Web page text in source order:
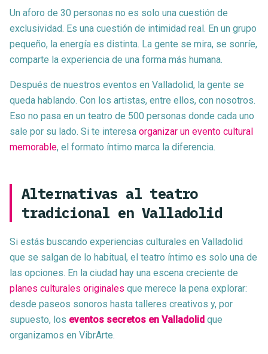
Un aforo de 30 personas no es solo una cuestión de
exclusividad. Es una cuestión de intimidad real. En un grupo
pequeño, la energía es distinta. La gente se mira, se sonríe,
comparte la experiencia de una forma más humana.
Después de nuestros eventos en Valladolid, la gente se
queda hablando. Con los artistas, entre ellos, con nosotros.
Eso no pasa en un teatro de 500 personas donde cada uno
sale por su lado. Si te interesa organizar un evento cultural
memorable, el formato íntimo marca la diferencia.
Alternativas al teatro
tradicional en Valladolid
Si estás buscando experiencias culturales en Valladolid
que se salgan de lo habitual, el teatro íntimo es solo una de
las opciones. En la ciudad hay una escena creciente de
planes culturales originales que merece la pena explorar:
desde paseos sonoros hasta talleres creativos y, por
supuesto, los eventos secretos en Valladolid que
organizamos en VibrArte.